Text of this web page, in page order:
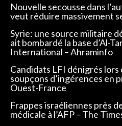
Nouvelle secousse dans
veut réduire massivement
Syrie: une source militaire
ait bombardé la base d’Al-
International – Ahraminfo
Candidats LFI dénigrés lors
soupçons d’ingérences en
Ouest-France
Frappes israéliennes près
médicale à l’AFP – The